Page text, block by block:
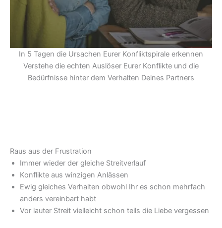
In 5 Tagen die Ursachen Eurer Konfliktspirale erkennen
Verstehe die echten Auslöser Eurer Konflikte und die
Bedürfnisse hinter dem Verhalten Deines Partners
Raus aus der Frustration
Immer wieder der gleiche Streitverlauf
Konflikte aus winzigen Anlässen
Ewig gleiches Verhalten obwohl Ihr es schon mehrfach
anders vereinbart habt
Vor lauter Streit vielleicht schon teils die Liebe vergessen